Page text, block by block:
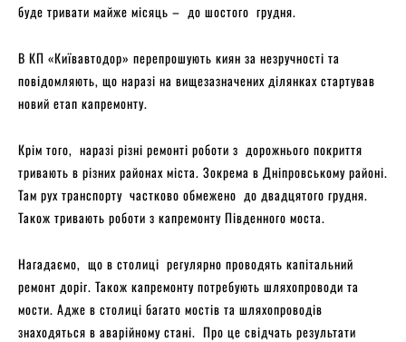
буде тривати майже місяць – до шостого грудня.
В КП «Київавтодор» перепрошують киян за незручності та
повідомляють, що наразі на вищезазначених ділянках стартував
новий етап капремонту.
Крім того, наразі різні ремонті роботи з дорожнього покриття
тривають в різних районах міста. Зокрема в Дніпровському районі.
Там рух транспорту частково обмежено до двадцятого грудня.
Також тривають роботи з капремонту Південного моста.
Нагадаємо, що в столиці регулярно проводять капітальний
ремонт доріг. Також капремонту потребують шляхопроводи та
мости. Адже в столиці багато мостів та шляхопроводів
знаходяться в аварійному стані. Про це свідчать результати